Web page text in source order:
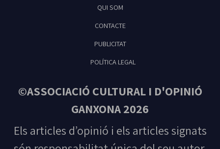
Feliu de Guíxols
QUI SOM
CONTACTE
PUBLICITAT
POLÍTICA LEGAL
©ASSOCIACIÓ CULTURAL I D'OPINIÓ
GANXONA 2026
Els articles d’opinió i els articles signats